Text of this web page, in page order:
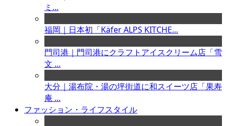
ミ...
福岡｜日本初「Käfer ALPS KITCHE...
門司港｜門司港にクラフトアイスクリーム店「雪
文 ...
大分｜湯布院・湯の坪街道に和スイーツ店「果寿
庵 ...
ファッション・ライフスタイル